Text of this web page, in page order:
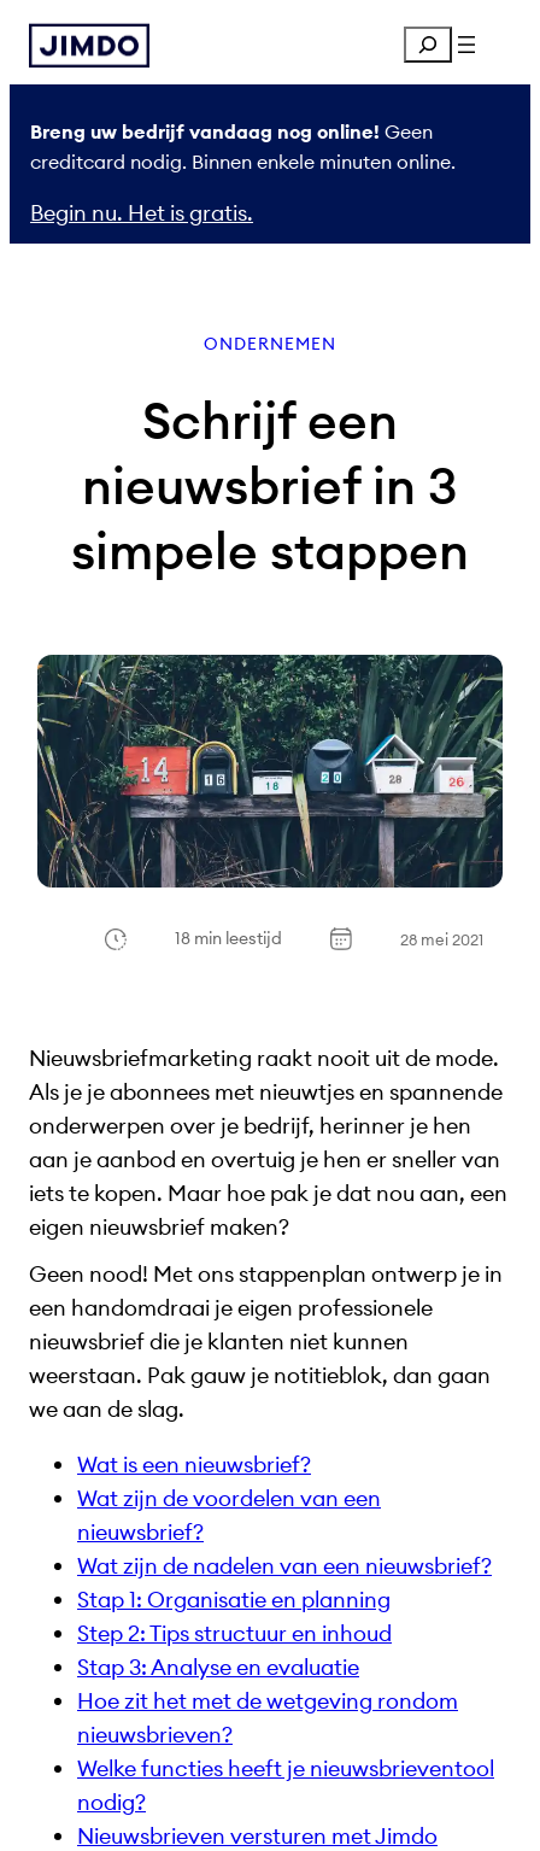
Ga
naar
de
inhoud
Search
Breng uw bedrijf vandaag nog online!Geen
creditcard nodig. Binnen enkele minuten online.
Begin nu. Het is gratis.
ONDERNEMEN
Schrijf een
nieuwsbrief in 3
simpele stappen
18 min leestijd 28 mei 2021
Nieuwsbriefmarketing raakt nooit uit de mode.
Als je je abonnees met nieuwtjes en spannende
onderwerpen over je bedrijf, herinner je hen
aan je aanbod en overtuig je hen er sneller van
iets te kopen. Maar hoe pak je dat nou aan, een
eigen nieuwsbrief maken?
Geen nood! Met ons stappenplan ontwerp je in
een handomdraai je eigen professionele
nieuwsbrief die je klanten niet kunnen
weerstaan. Pak gauw je notitieblok, dan gaan
we aan de slag.
Wat is een nieuwsbrief?
Wat zijn de voordelen van een
nieuwsbrief?
Wat zijn de nadelen van een nieuwsbrief?
Stap 1: Organisatie en planning
Step 2: Tips structuur en inhoud
Stap 3: Analyse en evaluatie
Hoe zit het met de wetgeving rondom
nieuwsbrieven?
Welke functies heeft je nieuwsbrieventool
nodig?
Nieuwsbrieven versturen met Jimdo